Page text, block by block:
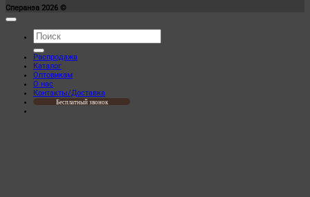
Сперанза 2026 ©
Искать:
Распродажа
Каталог
Оптовикам
О нас
Контакты/Доставка
Бесплатный звонок